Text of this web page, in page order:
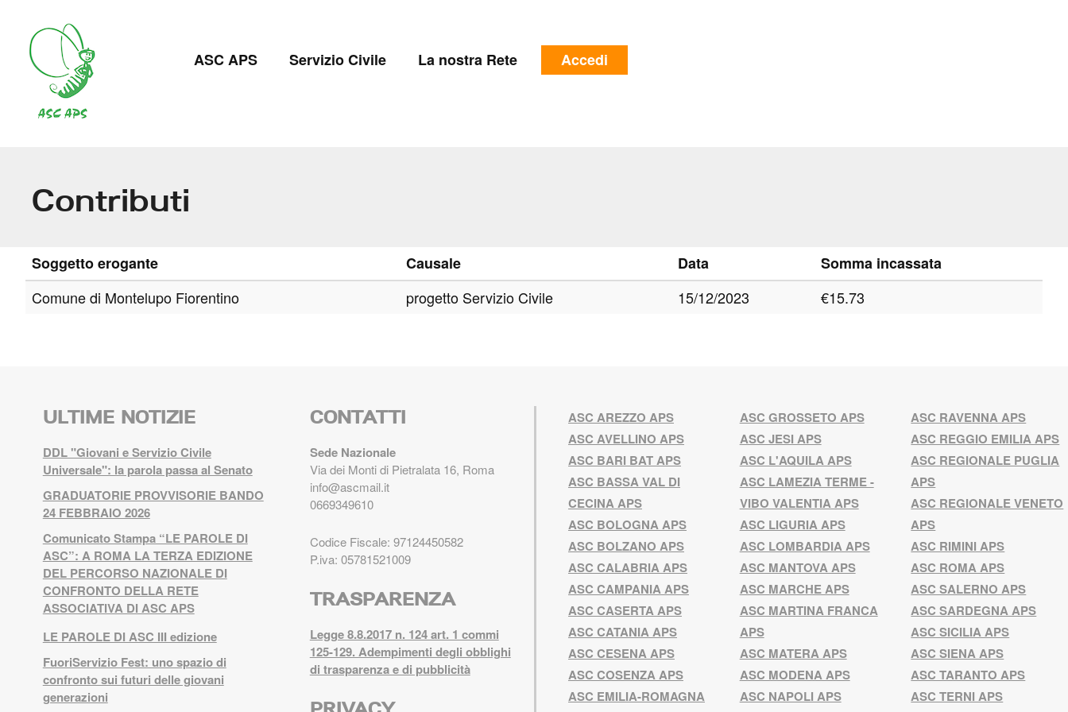
contenuto
principale
Navigazione
ASC APS Servizio Civile La nostra Rete
Menu
Accedi
Contributi
Soggetto erogante Causale Data
Somma incassata
Comune di Montelupo Fiorentino
progetto Servizio Civile 15/12/2023 €15.73
ASC AREZZO APS
ASC AVELLINO APS
ASC BARI BAT APS
ASC BASSA VAL DI
CECINA APS
ASC BOLOGNA APS
ASC BOLZANO APS
ASC CALABRIA APS
ASC CAMPANIA APS
ASC CASERTA APS
ASC CATANIA APS
ASC CESENA APS
ASC COSENZA APS
ASC EMILIA-ROMAGNA
ASC GROSSETO APS
ASC JESI APS
ASC L'AQUILA APS
ASC LAMEZIA TERME -
VIBO VALENTIA APS
ASC LIGURIA APS
ASC LOMBARDIA APS
ASC MANTOVA APS
ASC MARCHE APS
ASC MARTINA FRANCA
APS
ASC MATERA APS
ASC MODENA APS
ASC NAPOLI APS
ASC RAVENNA APS
ASC REGGIO EMILIA APS
ASC REGIONALE PUGLIA
APS
ASC REGIONALE VENETO
APS
ASC RIMINI APS
ASC ROMA APS
ASC SALERNO APS
ASC SARDEGNA APS
ASC SICILIA APS
ASC SIENA APS
ASC TARANTO APS
ASC TERNI APS
ULTIME NOTIZIE
DDL "Giovani e Servizio Civile
Universale": la parola passa al Senato
GRADUATORIE PROVVISORIE BANDO
24 FEBBRAIO 2026
Comunicato Stampa “LE PAROLE DI
ASC”: A ROMA LA TERZA EDIZIONE
DEL PERCORSO NAZIONALE DI
CONFRONTO DELLA RETE
ASSOCIATIVA DI ASC APS
LE PAROLE DI ASC III edizione
FuoriServizio Fest: uno spazio di
confronto sui futuri delle giovani
generazioni
CONTATTI
Sede Nazionale
Via dei Monti di Pietralata 16, Roma
info@ascmail.it
0669349610
Codice Fiscale: 97124450582
P.iva: 05781521009
TRASPARENZA
Legge 8.8.2017 n. 124 art. 1 commi
125-129. Adempimenti degli obblighi
di trasparenza e di pubblicità